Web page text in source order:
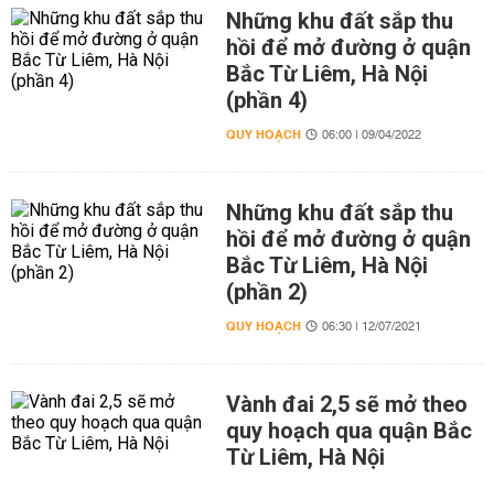
Những khu đất sắp thu
hồi để mở đường ở quận
Bắc Từ Liêm, Hà Nội
(phần 4)
QUY HOẠCH 06:00 | 09/04/2022
Những khu đất sắp thu
hồi để mở đường ở quận
Bắc Từ Liêm, Hà Nội
(phần 2)
QUY HOẠCH 06:30 | 12/07/2021
Vành đai 2,5 sẽ mở theo
quy hoạch qua quận Bắc
Từ Liêm, Hà Nội